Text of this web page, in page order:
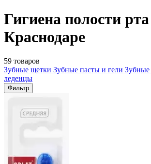
Гигиена полости
Краснодаре
59 товаров
Зубные щетки Зубные пасты и гели
леденцы
Фильтр